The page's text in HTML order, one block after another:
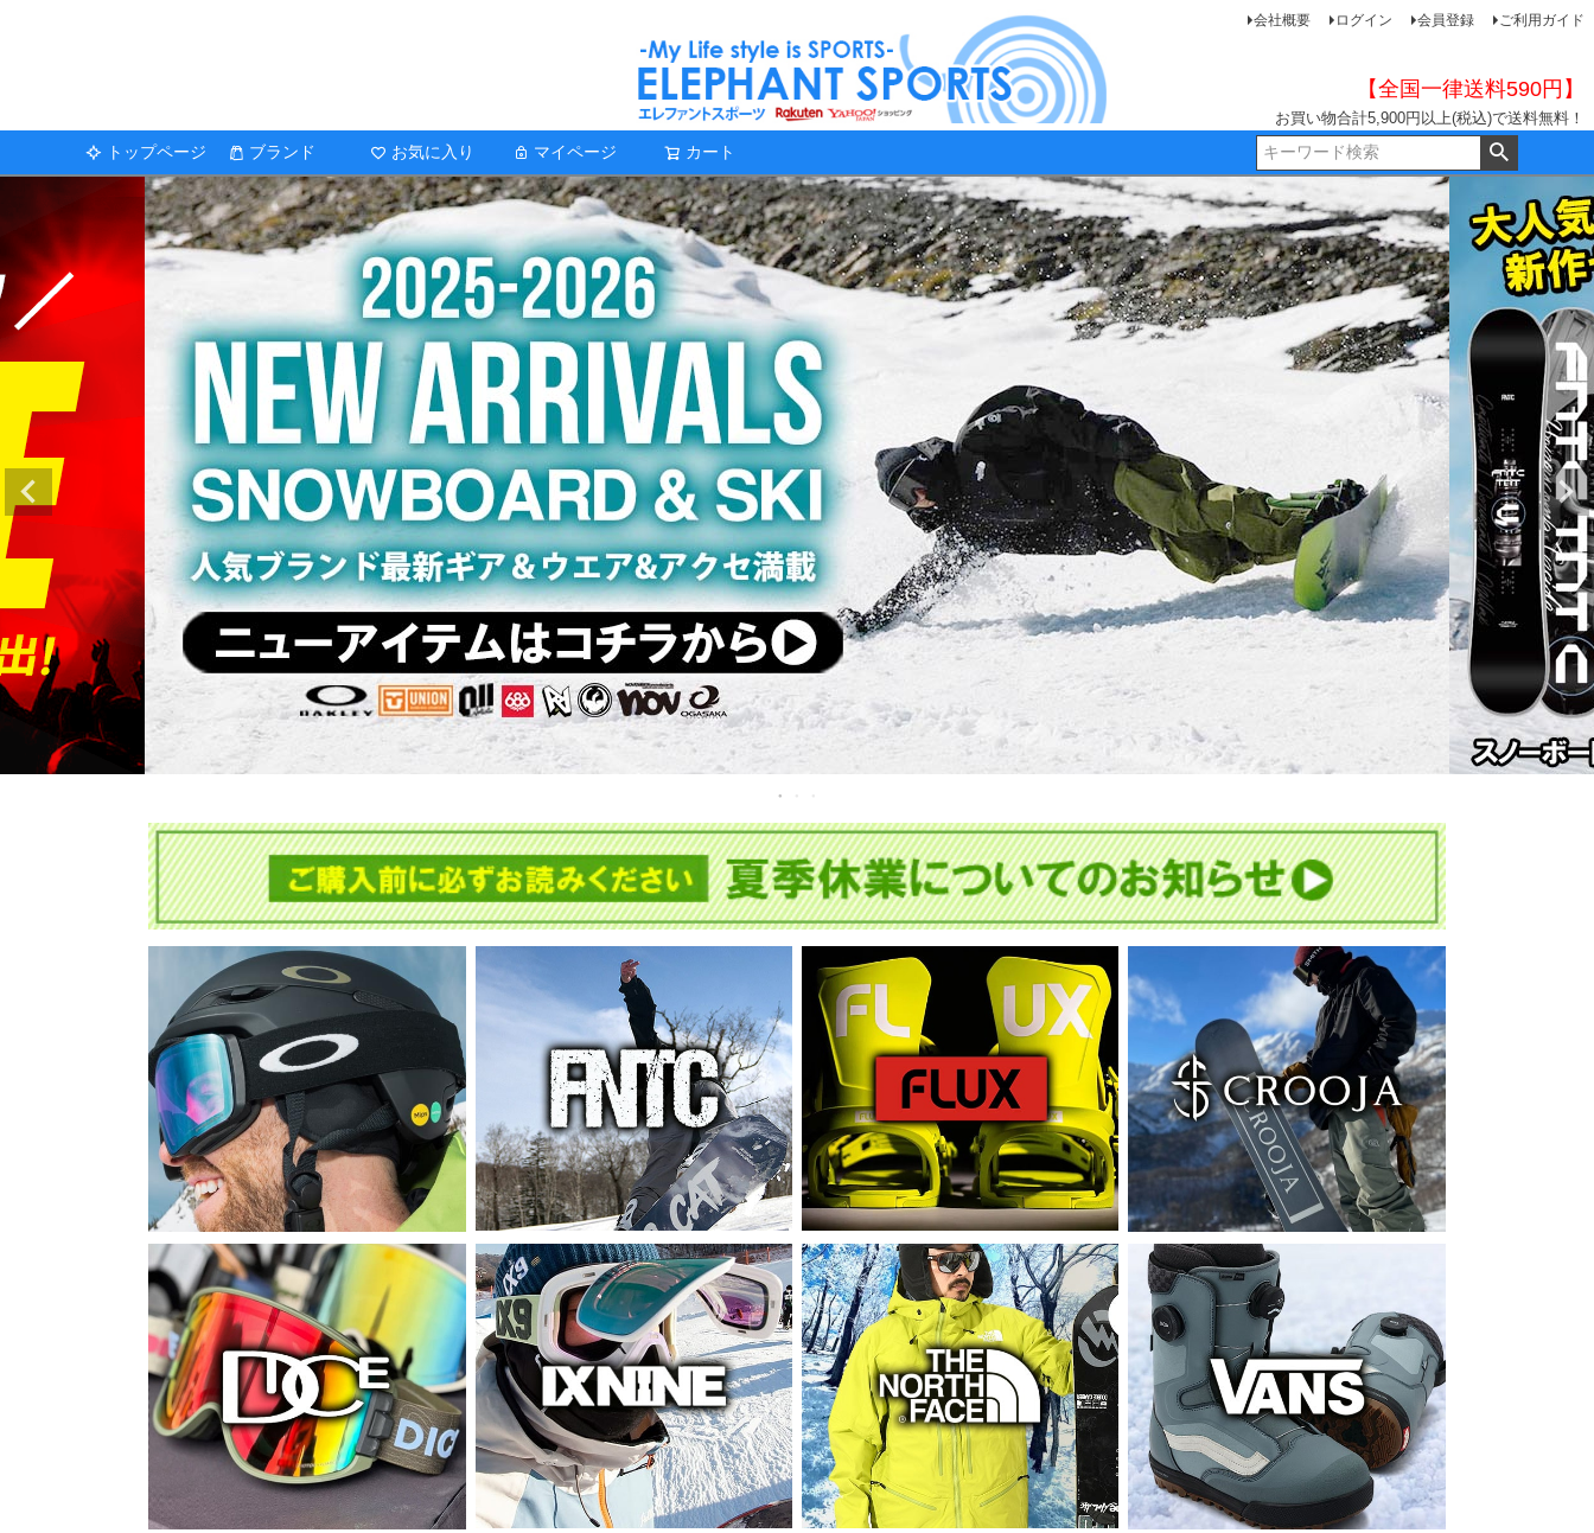
会社概要 ログイン 会員登録 ご利用ガイド
【全国一律送料590円】
お買い物合計5,900円以上(税込)で送料無料！
トップページ ブランド お気に入り マイページ カート